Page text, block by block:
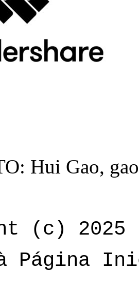
Hui Gao,
(c) 2025
Página